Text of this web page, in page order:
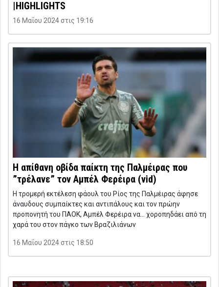
|HIGHLIGHTS
16 Μαΐου 2024 στις 19:16
Η απίθανη οβίδα παίκτη της Παλμέιρας που
”τρέλανε” τον Αμπέλ Φερέιρα (vid)
Η τρομερή εκτέλεση φάουλ του Ρίος της Παλμέιρας άφησε
άναυδους συμπαίκτες και αντιπάλους και τον πρώην
προπονητή του ΠΑΟΚ, Αμπέλ Φερέιρα να… χοροπηδάει από τη
χαρά του στον πάγκο των Βραζιλιάνων
16 Μαΐου 2024 στις 18:50